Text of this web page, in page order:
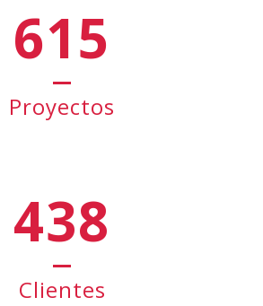
615
Proyectos
438
Clientes